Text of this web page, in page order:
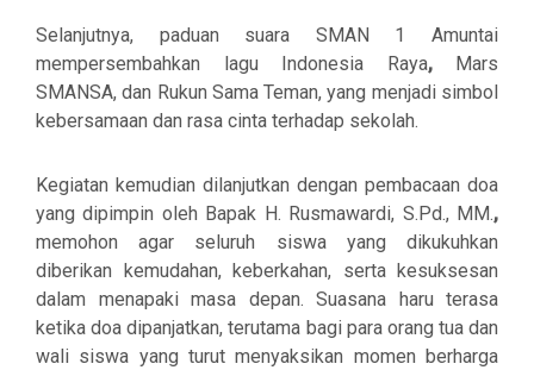
Selanjutnya, paduan suara SMAN 1 Amuntai
mempersembahkan lagu
Indonesia Raya,
Mars
SMANSA, dan Rukun Sama Teman, yang menjadi simbol
kebersamaan dan rasa cinta terhadap sekolah.
Kegiatan kemudian dilanjutkan dengan pembacaan doa
yang dipimpin oleh Bapak H. Rusmawardi, S.Pd., MM.,
memohon agar seluruh siswa yang dikukuhkan
diberikan kemudahan, keberkahan, serta kesuksesan
dalam menapaki masa depan. Suasana haru terasa
ketika doa dipanjatkan, terutama bagi para orang tua dan
wali siswa yang turut menyaksikan momen berharga